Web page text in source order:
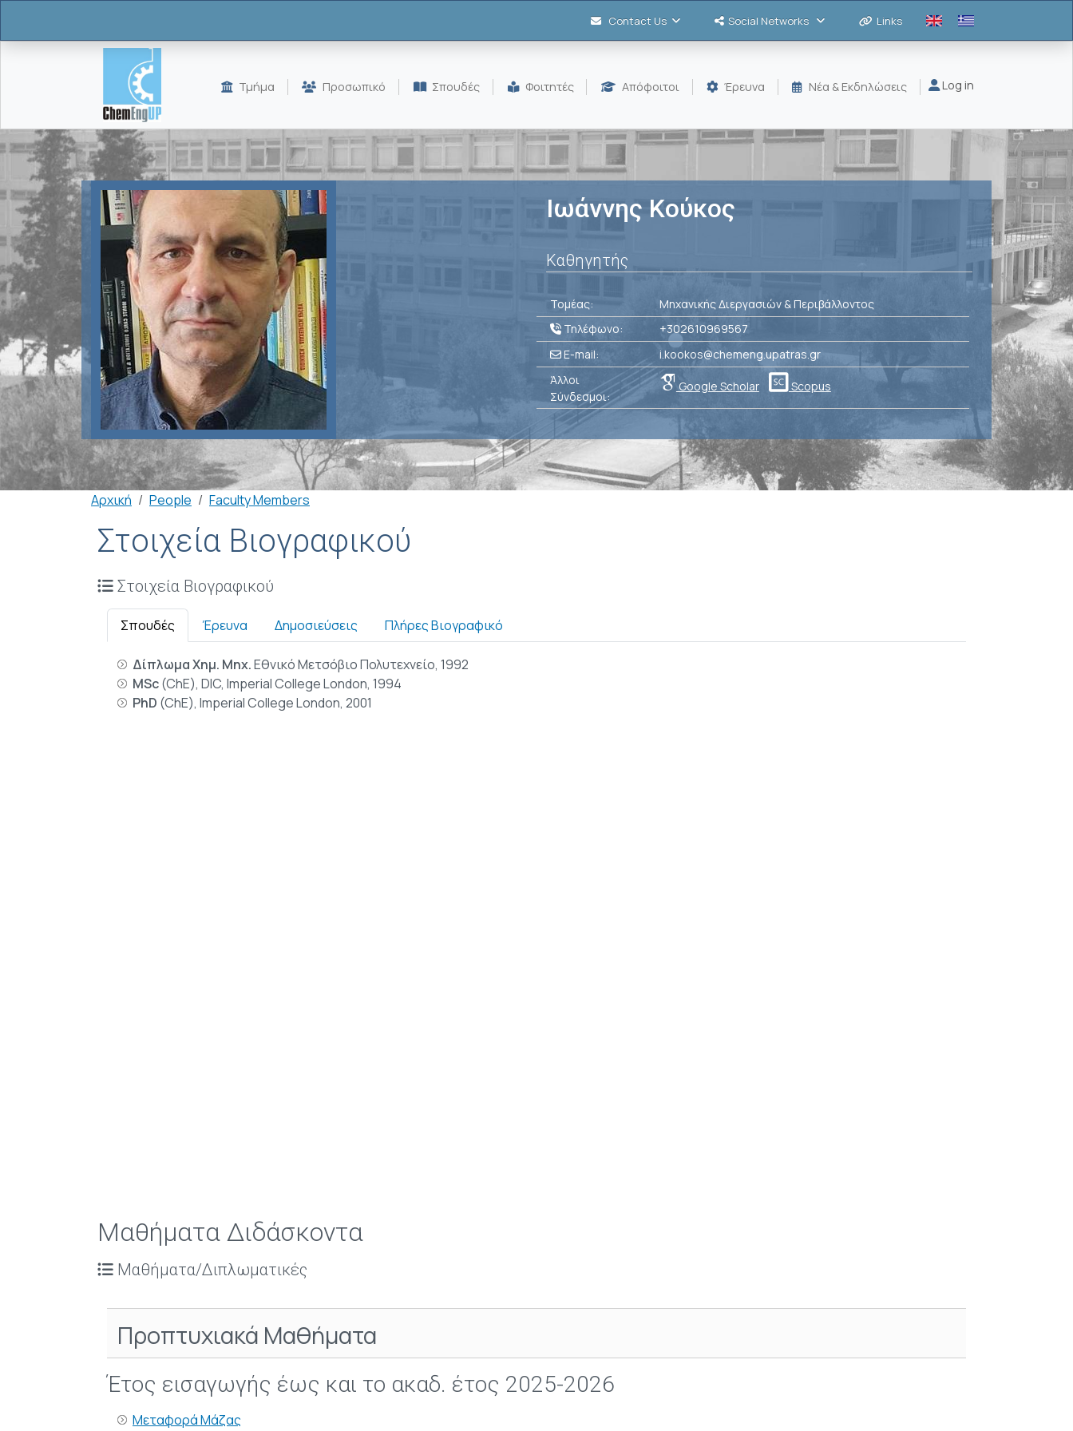
Contact Us Social Networks Links
Τμήμα Προσωπικό Σπουδές Φοιτητές Απόφοιτοι Έρευνα Νέα & Εκδηλώσεις Log in
Ιωάννης Κούκος
Καθηγητής
Τομέας:
Μηχανικής Διεργασιών & Περιβάλλοντος
Τηλέφωνο:
+302610969567
E-mail:
i.kookos@chemeng.upatras.gr
Άλλοι
Σύνδεσμοι:
Google Scholar Scopus
Breadcrumb
Αρχική People Faculty Members
Στοιχεία Βιογραφικού
Στοιχεία Βιογραφικού
Σπουδές Έρευνα Δημοσιεύσεις Πλήρες Βιογραφικό
Δίπλωμα Χημ. Μηχ.Εθνικό Μετσόβιο Πολυτεχνείο, 1992
MSc(ChE), DIC, Imperial College London, 1994
PhD (ChE), Imperial College London, 2001
Μαθήματα Διδάσκοντα
Μαθήματα/Διπλωματικές
Προπτυχιακά Μαθήματα
Έτος εισαγωγής έως και το ακαδ. έτος 2025-2026
Μεταφορά Μάζας